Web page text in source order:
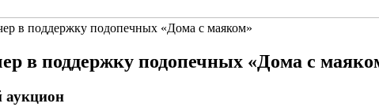
в поддержку подопечных «Дома с маяком»
в поддержку подопечных «Дома с
аукцион